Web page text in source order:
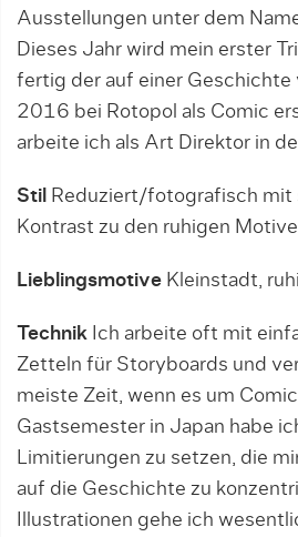
Ausstellungen unter dem
Dieses Jahr wird mein erster
fertig der auf einer Geschichte
2016 bei Rotopol als Comic
arbeite ich als Art Direktor in
Stil
Reduziert/fotografisch mit
Kontrast zu den ruhigen
Lieblingsmotive Kleinstadt,
Technik Ich arbeite oft mit
Zetteln für Storyboards und
meiste Zeit, wenn es um
Gastsemester in Japan habe
Limitierungen zu setzen, die
auf die Geschichte zu
Illustrationen gehe ich